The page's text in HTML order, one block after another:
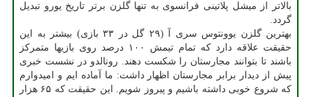
بالاتر از میشل پلاتینی فرانسوی به تنها گلزن برتر تاریخ یورو تبدیل
گردد.
بهترین گلزن یوونتوس سری آ (۲۹ گل در ۳۳ بازی) بیشتر به این
حقیقت علاقه دارد که تمام تیمش ۱۰۰ درصد روی بازیها متمرکز
باشند تا بتوانند مجارستان را شکست دهند. رونالدو در نشست خبری
پیش از دیدار برابر مجارستان اظهار داشت: ما آماده ایم و امیدوارم
که شروع خوبی داشته باشیم و پیروز شویم. این حقیقت که ۶۵ هزار